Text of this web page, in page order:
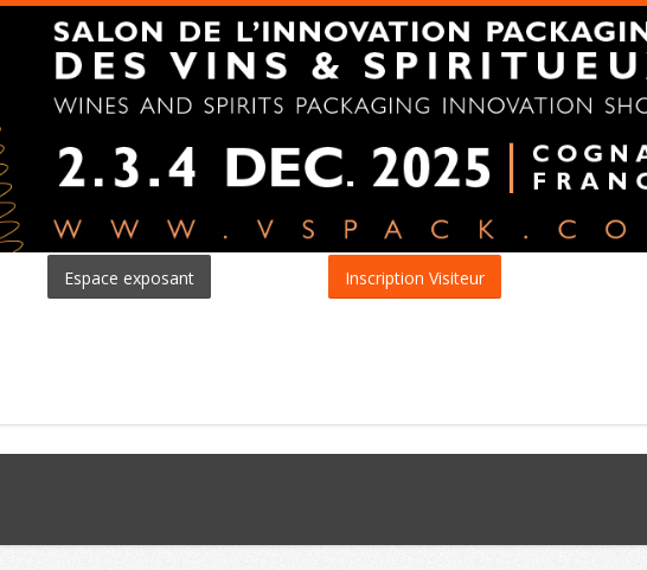
Espace exposant Inscription Visiteur